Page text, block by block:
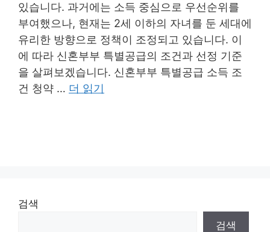
있습니다. 과거에는 소득 중심으로 우선순위를
부여했으나, 현재는 2세 이하의 자녀를 둔 세대에
유리한 방향으로 정책이 조정되고 있습니다. 이
에 따라 신혼부부 특별공급의 조건과 선정 기준
을 살펴보겠습니다. 신혼부부 특별공급 소득 조
건 청약 … 더 읽기
검색
검색